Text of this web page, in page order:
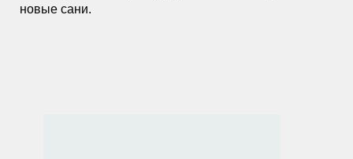
новые сани.